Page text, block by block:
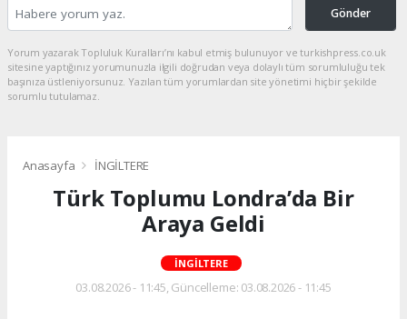
Gönder
Yorum yazarak Topluluk Kuralları’nı kabul etmiş bulunuyor ve turkishpress.co.uk
sitesine yaptığınız yorumunuzla ilgili doğrudan veya dolaylı tüm sorumluluğu tek
başınıza üstleniyorsunuz. Yazılan tüm yorumlardan site yönetimi hiçbir şekilde
sorumlu tutulamaz.
Anasayfa İNGİLTERE
Türk Toplumu Londra’da Bir
Araya Geldi
İNGİLTERE
03.08.2026 - 11:45, Güncelleme: 03.08.2026 - 11:45